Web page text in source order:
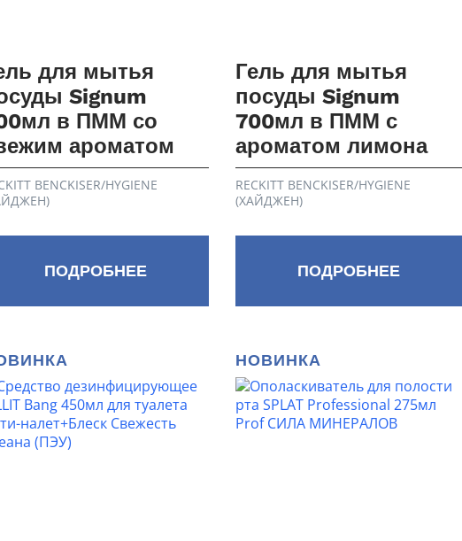
для мытья
Signum
в ПММ со
ароматом
BENCKISER/HYGIENE
ПОДРОБНЕЕ
Гель для мытья
посуды Signum
700мл в ПММ с
ароматом лимона
RECKITT BENCKISER/HYGIENE
(ХАЙДЖЕН)
ПОДРОБНЕЕ
НОВИНКА